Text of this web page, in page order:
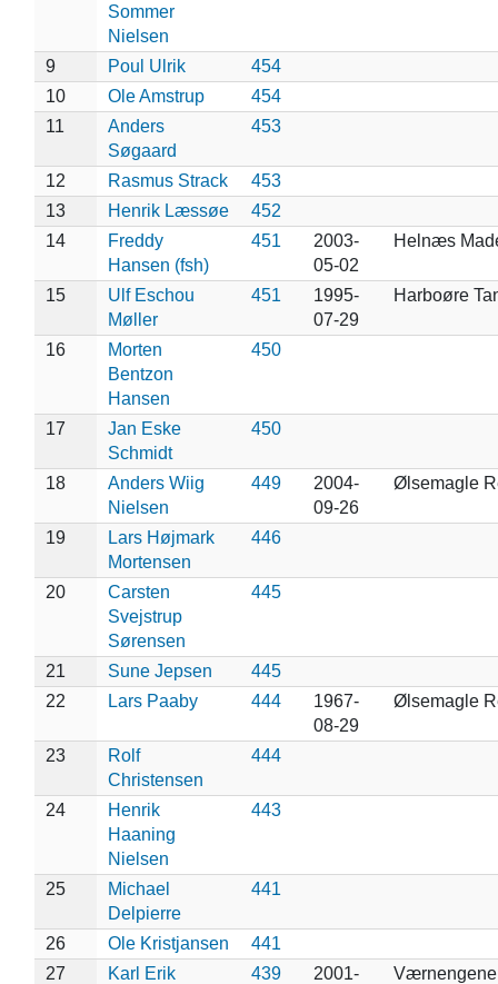
Sommer
Nielsen
9 Poul Ulrik
454
10
Ole Amstrup
454
11
Anders
Søgaard
453
12 Rasmus Strack
453
13
Henrik Læssøe
452
14
Freddy
Hansen (fsh)
451
2003-
05-02
Helnæs
15
Ulf Eschou
Møller
451
1995-
07-29
Harboøre
16
Morten
Bentzon
Hansen
450
17
Jan Eske
Schmidt
450
18
Anders Wiig
Nielsen
449
2004-
09-26
Ølsemagle
19
Lars Højmark
Mortensen
446
20
Carsten
Svejstrup
Sørensen
445
21 Sune Jepsen
445
22
Lars Paaby 444
1967-
08-29
Ølsemagle
23
Rolf
Christensen
444
24
Henrik
Haaning
Nielsen
443
25
Michael
Delpierre
441
26 Ole Kristjansen
441
27
Karl Erik
439
2001-
Værnengene